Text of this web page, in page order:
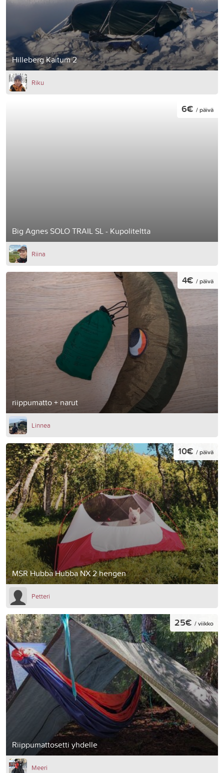
Hilleberg Kaitum 2
Riku
Big Agnes SOLO TRAIL SL - Kupoliteltta
6€ / päivä
Riina
riippumatto + narut
4€ / päivä
Linnea
MSR Hubba Hubba NX 2 hengen
10€ / päivä
Petteri
Riippumattosetti yhdelle
25€ / viikko
Meeri